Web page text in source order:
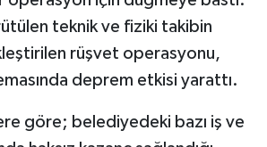
teknik ve fiziki takibin
rüşvet operasyonu,
deprem etkisi yarattı.
göre; belediyedeki bazı iş ve